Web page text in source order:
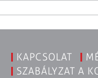
KAPCSOLAT
SZABÁLYZAT A